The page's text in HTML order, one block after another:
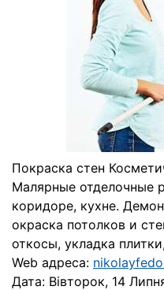
Покраска стен
Малярные отделочные
коридоре, кухне.
окраска потолков и
откосы, укладка
Web адреса:
Дата: Вівторок, 14